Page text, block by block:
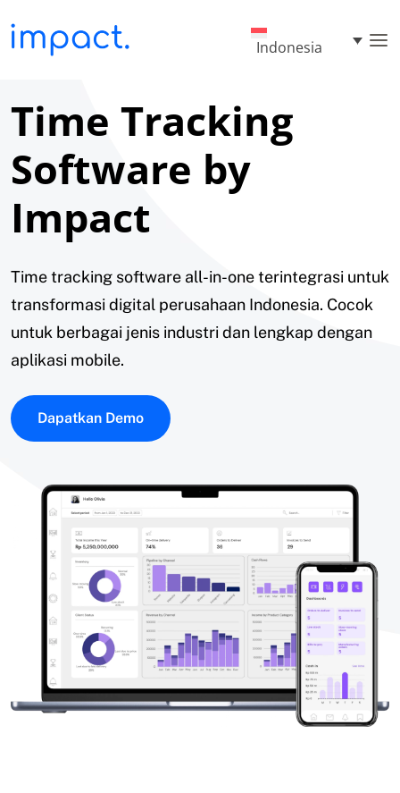
Indonesia
Time Tracking
Software by
Impact
Time tracking software all-in-one terintegrasi untuk
transformasi digital perusahaan Indonesia. Cocok
untuk berbagai jenis industri dan lengkap dengan
aplikasi mobile.
Dapatkan Demo